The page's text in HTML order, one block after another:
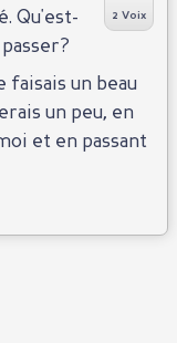
2 Voix
Qu'est-
faisais un beau
un peu, en
et en passant